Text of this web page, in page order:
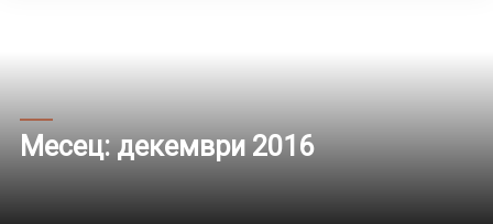
Месец:декември 2016